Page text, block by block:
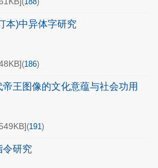
本)中异体字研究
](186)
王图像的文化意蕴与社会功用
](191)
令研究